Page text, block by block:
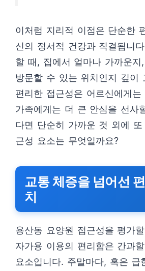
이처럼 지리적 이점은 단순한
신의 정서적 건강과 직결됩니
할 때, 집에서 얼마나 가까운지
방문할 수 있는 위치인지 깊이
편리한 접근성은 어르신에게
가족에게는 더 큰 안심을 선사
다면 단순히 가까운 것 외에 또
근성 요소는 무엇일까요?
교통 체증을 넘어선
치
용산동 요양원 접근성을 평가
자가용 이용의 편리함은 간과
요소입니다. 주말마다, 혹은 급